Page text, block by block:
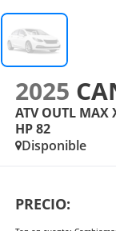
2025
ATV OUTL MAX
HP 82
Disponible
PRECIO: